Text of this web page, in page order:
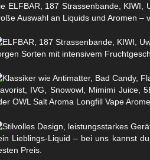
ELFBAR, 187 Strassenbande, KIWI,
Auswahl an Liquids und Aromen –
Sorten mit intensivem
IVG, Snowowl, Mimimi Juice,
OWL Salt Aroma Longfill Vape
Lieblings-Liquid – bei uns kannst
Preis.